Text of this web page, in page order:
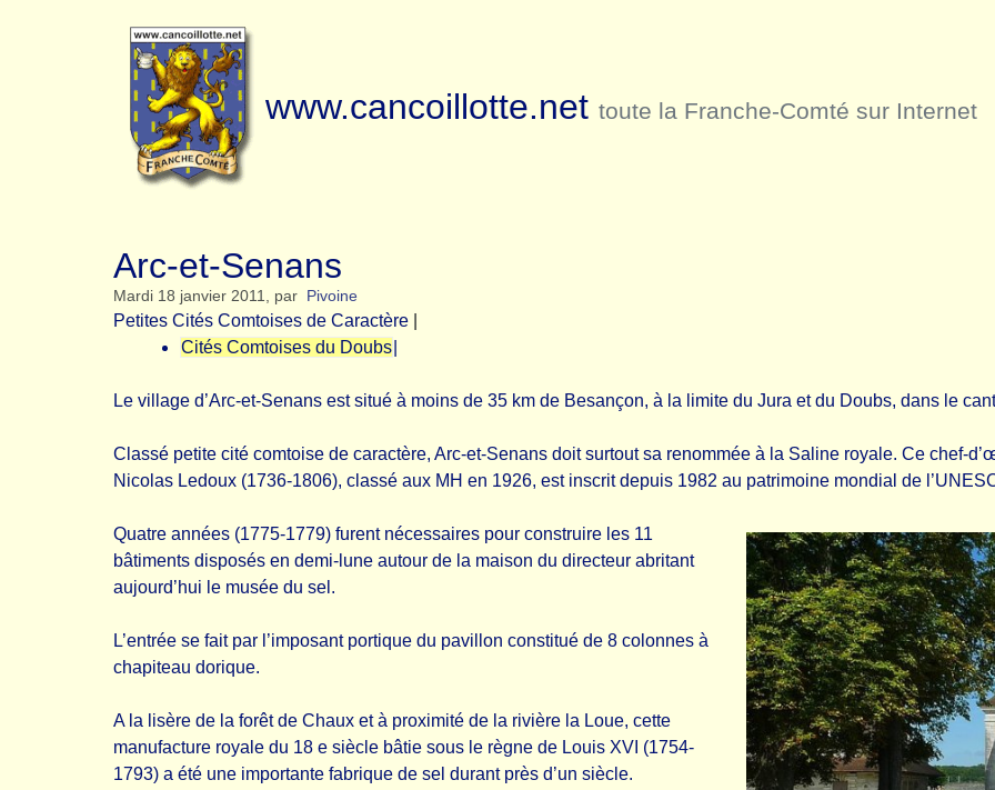
www.cancoillotte.net toute la Franche-Comté sur Internet
Arc-et-Senans
Mardi 18 janvier 2011, par Pivoine
Petites Cités Comtoises de Caractère
Cités Comtoises du Doubs
Le village d’Arc-et-Senans est situé à moins de 35 km de Besançon, à la limite du Jura et du Doubs, dans le
Classé petite cité comtoise de caractère, Arc-et-Senans doit surtout sa renommée à la Saline royale. Ce chef-
Nicolas Ledoux (1736-1806), classé aux MH en 1926, est inscrit depuis 1982 au patrimoine mondial de
Quatre années (1775-1779) furent nécessaires pour construire les 11
bâtiments disposés en demi-lune autour de la maison du directeur abritant
aujourd’hui le musée du sel.
L’entrée se fait par l’imposant portique du pavillon constitué de 8 colonnes à
chapiteau dorique.
A la lisère de la forêt de Chaux et à proximité de la rivière la Loue, cette
manufacture royale du 18 e siècle bâtie sous le règne de Louis XVI (1754-
1793) a été une importante fabrique de sel durant près d’un siècle.